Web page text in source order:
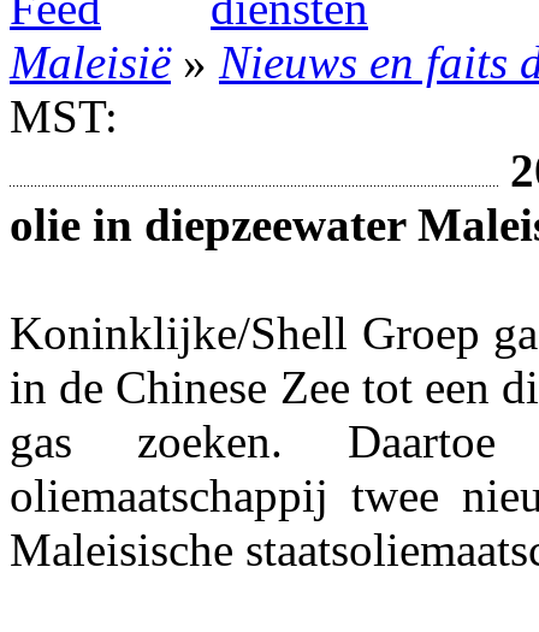
Maleisië» Nieuws en faits
MST:
olie in diepzeewater
Koninklijke/Shell Groep
in de Chinese Zee tot een
gas zoeken. Daartoe
oliemaatschappij twee
Maleisische